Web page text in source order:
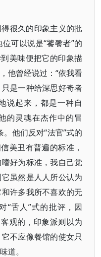
很久的印象主义的批
可以说是“饕餮者”的
美味便把它的印象描
他曾经说过：“依我看
是一种给深思好奇者
说起来，都是一种自
的灵魂在杰作中的冒
他们反对“法官”式的
美丑有普遍的标准，
好为标准，我自己觉
虽然是人人所公认为
许多我所不喜欢的无
“舌人”式的批评，因
观的，印象派则以为
不应像餐馆的使女只
道。